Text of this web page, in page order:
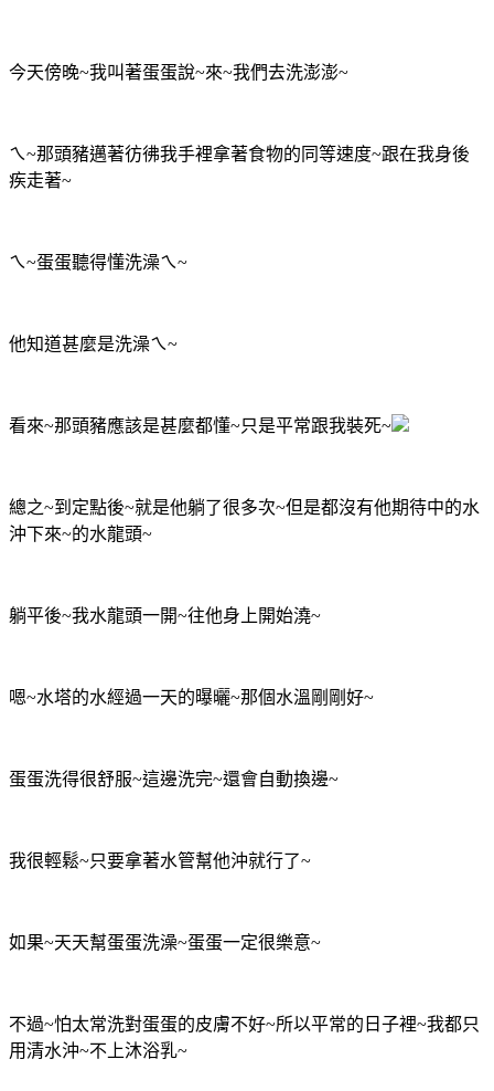
今天傍晚~我叫著蛋蛋說~來~我們去洗澎澎~
ㄟ~那頭豬邁著彷彿我手裡拿著食物的同等速度~跟在我身後
疾走著~
ㄟ~蛋蛋聽得懂洗澡ㄟ~
他知道甚麼是洗澡ㄟ~
看來~那頭豬應該是甚麼都懂~只是平常跟我裝死~
總之~到定點後~就是他躺了很多次~但是都沒有他期待中的水
沖下來~的水龍頭~
躺平後~我水龍頭一開~往他身上開始澆~
嗯~水塔的水經過一天的曝曬~那個水溫剛剛好~
蛋蛋洗得很舒服~這邊洗完~還會自動換邊~
我很輕鬆~只要拿著水管幫他沖就行了~
如果~天天幫蛋蛋洗澡~蛋蛋一定很樂意~
不過~怕太常洗對蛋蛋的皮膚不好~所以平常的日子裡~我都只
用清水沖~不上沐浴乳~